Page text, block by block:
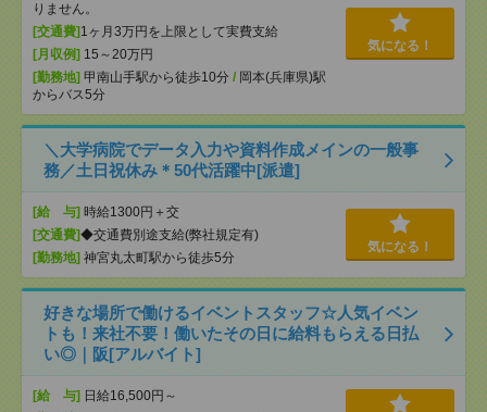
りません。
[交通費] 1ヶ月3万円を上限として実費支給
[月収例] 15～20万円
[勤務地] 甲南山手駅から徒歩10分 / 岡本(兵庫県)駅
からバス5分
気になる！
＼大学病院でデータ入力や資料作成メインの一般事
務／土日祝休み＊50代活躍中[派遣]
[給 与] 時給1300円＋交
[交通費]◆交通費別途支給(弊社規定有)
[勤務地] 神宮丸太町駅から徒歩5分
気になる！
好きな場所で働けるイベントスタッフ☆人気イベン
トも！来社不要！働いたその日に給料もらえる日払
い◎｜阪[アルバイト]
[給 与] 日給16,500円～